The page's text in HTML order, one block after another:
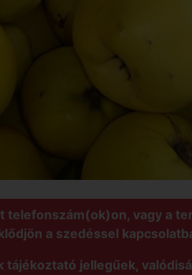
telefonszám(ok)on, vagy a
a szedéssel
jellegűek,